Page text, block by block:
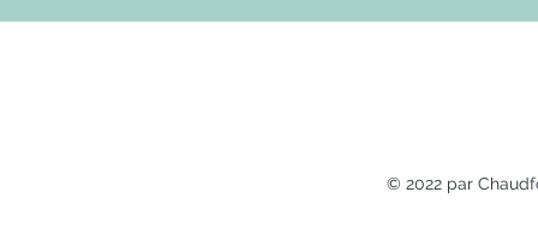
© 2022 par